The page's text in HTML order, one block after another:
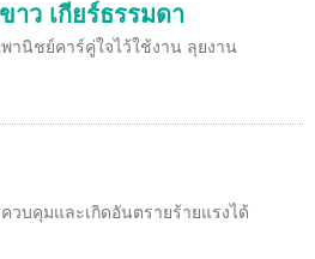
ว เกียร์ธรรมดา
านิชย์คาร์คู่ใจไว้ใช้งาน ลุยงาน
วบคุมและเกิดอันตรายร้ายแรงได้